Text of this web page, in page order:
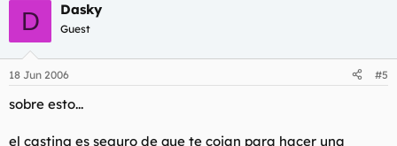
D Dasky
Guest
18 Jun 2006 #5
sobre esto...
el casting es seguro de que te cojan para hacer una